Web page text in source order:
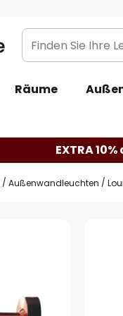
Finden
Sie
Leuchte...
Räume
EXTRA
Außenwandleuchten